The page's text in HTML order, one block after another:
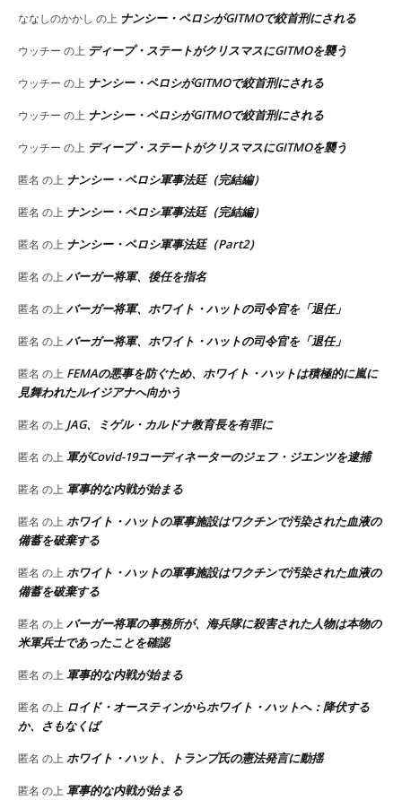
ななしのかかし の上 ナンシー・ペロシがGITMOで絞首刑にされる
ウッチー の上 ディープ・ステートがクリスマスにGITMOを襲う
ウッチー の上 ナンシー・ペロシがGITMOで絞首刑にされる
ウッチー の上 ナンシー・ペロシがGITMOで絞首刑にされる
ウッチー の上 ディープ・ステートがクリスマスにGITMOを襲う
匿名 の上 ナンシー・ペロシ軍事法廷（完結編）
匿名 の上 ナンシー・ペロシ軍事法廷（完結編）
匿名 の上 ナンシー・ペロシ軍事法廷（Part2）
匿名 の上 バーガー将軍、後任を指名
匿名 の上 バーガー将軍、ホワイト・ハットの司令官を「退任」
匿名 の上 バーガー将軍、ホワイト・ハットの司令官を「退任」
匿名 の上 FEMAの悪事を防ぐため、ホワイト・ハットは積極的に嵐に
見舞われたルイジアナへ向かう
匿名 の上 JAG、ミゲル・カルドナ教育長を有罪に
匿名 の上 軍がCovid-19コーディネーターのジェフ・ジエンツを逮捕
匿名 の上 軍事的な内戦が始まる
匿名 の上 ホワイト・ハットの軍事施設はワクチンで汚染された血液の
備蓄を破棄する
匿名 の上 ホワイト・ハットの軍事施設はワクチンで汚染された血液の
備蓄を破棄する
匿名 の上 バーガー将軍の事務所が、海兵隊に殺害された人物は本物の
米軍兵士であったことを確認
匿名 の上 軍事的な内戦が始まる
匿名 の上 ロイド・オースティンからホワイト・ハットへ：降伏する
か、さもなくば
匿名 の上 ホワイト・ハット、トランプ氏の憲法発言に動揺
匿名 の上 軍事的な内戦が始まる